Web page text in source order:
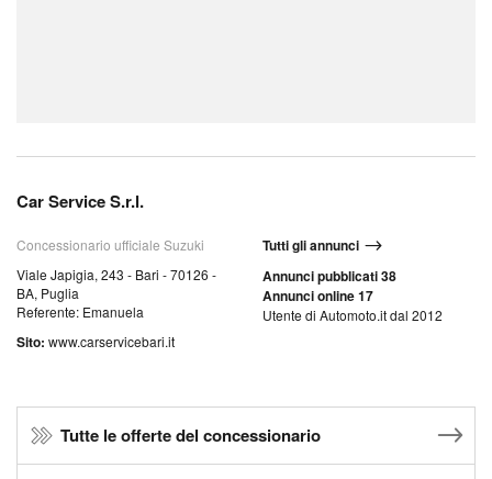
Car Service S.r.l.
Concessionario ufficiale Suzuki
Viale Japigia, 243 - Bari - 70126 -
BA, Puglia
Referente: Emanuela
Sito: www.carservicebari.it
Tutti gli annunci
Annunci pubblicati 38
Annunci online 17
Utente di Automoto.it dal 2012
Tutte le offerte del concessionario